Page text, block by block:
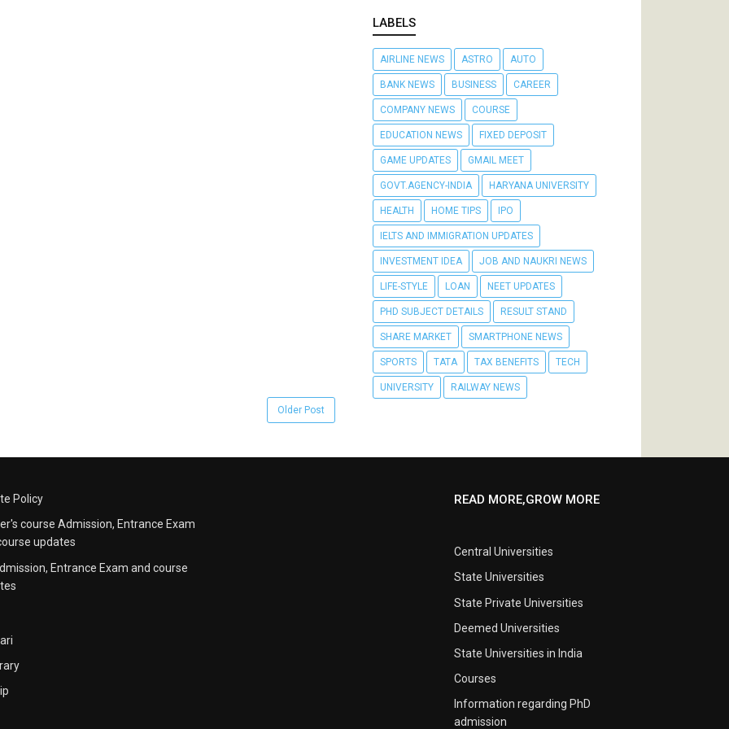
Older Post
LABELS
AIRLINE NEWS ASTRO AUTO
BANK NEWS BUSINESS CAREER
COMPANY NEWS COURSE
EDUCATION NEWS FIXED DEPOSIT
GAME UPDATES GMAIL MEET
GOVT.AGENCY-INDIA HARYANA UNIVERSITY
HEALTH HOME TIPS IPO
IELTS AND IMMIGRATION UPDATES
INVESTMENT IDEA JOB AND NAUKRI NEWS
LIFE-STYLE LOAN NEET UPDATES
PHD SUBJECT DETAILS RESULT STAND
SHARE MARKET SMARTPHONE NEWS
SPORTS TATA TAX BENEFITS TECH
UNIVERSITY RAILWAY NEWS
Policy
course Admission, Entrance Exam
updates
Entrance Exam and course
READ MORE,GROW MORE
Central Universities
State Universities
State Private Universities
Deemed Universities
State Universities in India
Courses
Information regarding PhD
admission